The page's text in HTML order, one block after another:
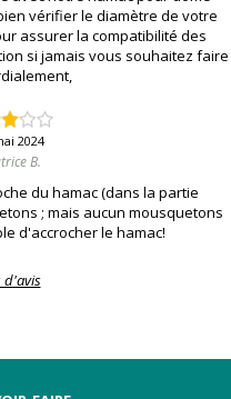
vérifier le diamètre de votre
assurer la compatibilité des
si jamais vous souhaitez faire
2024
B.
du hamac (dans la partie
; mais aucun mousquetons
d'accrocher le hamac!
d'avis